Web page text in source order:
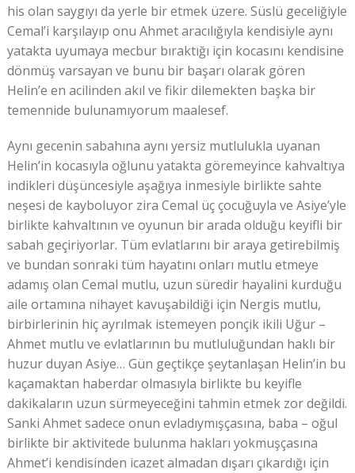
his olan saygıyı da yerle bir etmek üzere. Süslü geceliğiyle
Cemal’i karşılayıp onu Ahmet aracılığıyla kendisiyle aynı
yatakta uyumaya mecbur bıraktığı için kocasını kendisine
dönmüş varsayan ve bunu bir başarı olarak gören
Helin’e en acilinden akıl ve fikir dilemekten başka bir
temennide bulunamıyorum maalesef.
Aynı gecenin sabahına aynı yersiz mutlulukla uyanan
Helin’in kocasıyla oğlunu yatakta göremeyince kahvaltıya
indikleri düşüncesiyle aşağıya inmesiyle birlikte sahte
neşesi de kayboluyor zira Cemal üç çocuğuyla ve Asiye’yle
birlikte kahvaltının ve oyunun bir arada olduğu keyifli bir
sabah geçiriyorlar. Tüm evlatlarını bir araya getirebilmiş
ve bundan sonraki tüm hayatını onları mutlu etmeye
adamış olan Cemal mutlu, uzun süredir hayalini kurduğu
aile ortamına nihayet kavuşabildiği için Nergis mutlu,
birbirlerinin hiç ayrılmak istemeyen ponçik ikili Uğur –
Ahmet mutlu ve evlatlarının bu mutluluğundan haklı bir
huzur duyan Asiye… Gün geçtikçe şeytanlaşan Helin’in bu
kaçamaktan haberdar olmasıyla birlikte bu keyifle
dakikaların uzun sürmeyeceğini tahmin etmek zor değildi.
Sanki Ahmet sadece onun evladıymışçasına, baba – oğul
birlikte bir aktivitede bulunma hakları yokmuşçasına
Ahmet’i kendisinden icazet almadan dışarı çıkardığı için